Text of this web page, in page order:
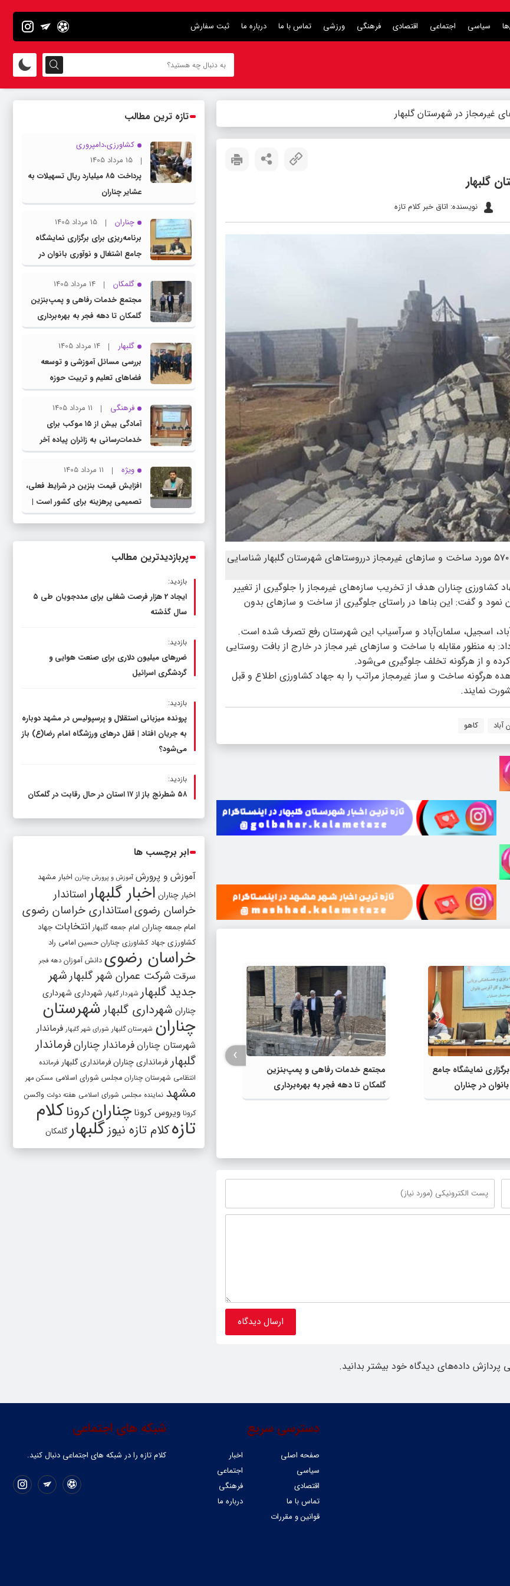
سیاسی اجتماعی اقتصادی فرهنگی ورزشی تماس با ما درباره ما ثبت سفارش
نویسنده: اتاق خبر کلام تازه
سرپرست امور اراضی مدیریت جهاد کشاورزی چناران گفت: ۵۷۰ مورد ساخت و ساز‌های غیرمجاز درروستا‌های شهرستان گلبهار شناسایی
چناران هدف از تخریب سازه‌های غیرمجاز را جلوگیری از تغییر
و گفت: این بنا‌ها در راستای جلوگیری از ساخت و ساز‌های بدون
به منظور مقابله با ساخت و ساز‌های غیر مجاز در خارج از بافت روستایی
و از هرگونه تخلف جلوگیری می‌شود.
هرگونه ساخت و ساز غیرمجاز مراتب را به جهاد کشاورزی اطلاع و قبل
نمایند.
آباد کاهو
نمایشگاه جامع
در چناران
مجتمع خدمات رفاهی و پمپ‌بنزین
گلمکان تا دهه فجر به بهره‌برداری
می‌رسد
آمادگی بیش از ۱۵ موکب برای
خدمات‌رسانی به زائران پیاده آخر صفر در
شهرستان چناران
›
پردازش داده‌های دیدگاه خود بیشتر بدانید.
تازه ترین مطالب
کشاورزی،دامپروری
15 مرداد 1405
پرداخت ۸۵ میلیارد ریال تسهیلات به
عشایر چناران
چناران
15 مرداد 1405
برنامه‌ریزی برای برگزاری نمایشگاه
جامع اشتغال و نوآوری بانوان در
چناران
گلمکان
14 مرداد 1405
مجتمع خدمات رفاهی و پمپ‌بنزین
گلمکان تا دهه فجر به بهره‌برداری
می‌رسد
گلبهار
14 مرداد 1405
بررسی مسائل آموزشی و توسعه
فضاهای تعلیم و تربیت حوزه
انتخابیه در نشست مشترک عضو
کمیسیون آموزش مجلس با مدیرکل
آموزش و پرورش خراسان رضوی
فرهنگی
11 مرداد 1405
آمادگی بیش از ۱۵ موکب برای
خدمات‌رسانی به زائران پیاده آخر
صفر در شهرستان چناران
ویژه
11 مرداد 1405
افزایش قیمت بنزین در شرایط فعلی،
تصمیمی پرهزینه برای کشور است |
دولت، قاچاق سوخت و عوامل اصلی
پربازدیدترین مطالب
بازدید:
ایجاد 2 هزار فرصت شغلی برای مددجویان طی ۵
سال گذشته
بازدید:
ضررهای میلیون دلاری برای صنعت هوایی و
گردشگری اسرائیل
بازدید:
پرونده میزبانی استقلال و پرسپولیس در مشهد دوباره
به جریان افتاد | قفل در‌های ورزشگاه امام رضا(ع) باز
می‌شود؟
بازدید:
۵۸ شطرنج‌ باز از ۱۷ استان در حال رقابت در گلمکان
ابر برچسب ها
آموزش و پرورش آموزش و پرورش چنارن اخبار مشهد
اخبار چناران اخبار گلبهار استاندار
خراسان رضویاستانداری خراسان رضوی
امام جمعه چناران امام جمعه گلبهار انتخابات جهاد
کشاورزی جهاد کشاورزی چناران حسین امامی راد
خراسان رضوی دانش آموزان دهه فجر
سرقت شرکت عمران شهر گلبهارشهر
جدید گلبهار شهردار گلبهار شهرداری شهرداری
چناران شهرداری گلبهار شهرستان
چناران شهرستان گلبهار شورای شهر گلبهار فرماندار
شهرستان چناران فرماندار چنارانفرماندار
گلبهار فرمانداری چنارانفرمانداری گلبهار فرمانده
انتظامی شهرستان چناران مجلس شورای اسلامی مسکن مهر
مشهد نماینده مجلس شورای اسلامی هفته دولت واکسن
کرونا ویروس کرونا چنارانکروناکلام
تازهکلام تازه نیوزگلبهارگلمکان
شبکه های اجتماعی
کلام تازه را در شبکه ‌های اجتماعی دنبال کنید.
دسترسی سریع
صفحه اصلی
اخبار
سیاسی
اجتماعی
اقتصادی
فرهنگی
تماس با ما
درباره ما
قوانین و مقررات